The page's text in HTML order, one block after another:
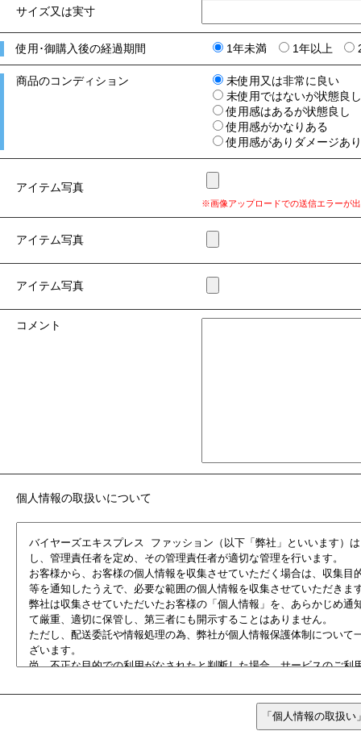
サイズ又は実寸
使用･御購入後の経過期間 1年未満 1年以上
商品のコンディション
未使用又は非常に良い
未使用ではないが状態良
使用感はあるが状態良し
使用感がかなりある
使用感がありダメージあ
アイテム写真
※画像アップロードでの送信エラーが
アイテム写真
アイテム写真
コメント
個人情報の取扱いについて